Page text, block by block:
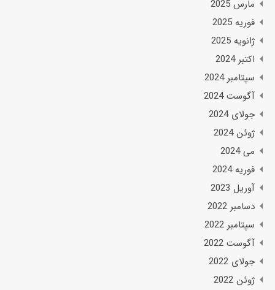
مارس 2025
فوریه 2025
ژانویه 2025
اکتبر 2024
سپتامبر 2024
آگوست 2024
جولای 2024
ژوئن 2024
می 2024
فوریه 2024
آوریل 2023
دسامبر 2022
سپتامبر 2022
آگوست 2022
جولای 2022
ژوئن 2022